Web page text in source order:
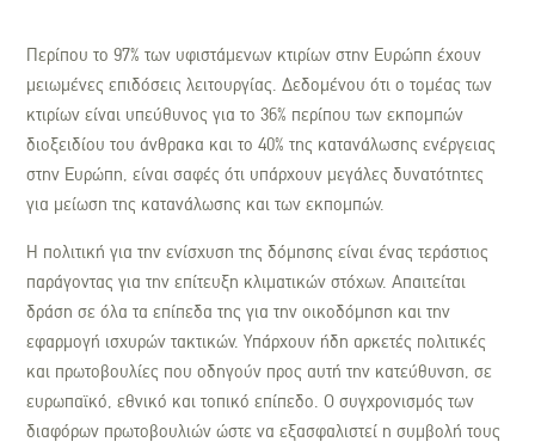
Περίπου το 97% των υφιστάμενων κτιρίων στην Ευρώπη έχουν
μειωμένες επιδόσεις λειτουργίας. Δεδομένου ότι ο τομέας των
κτιρίων είναι υπεύθυνος για το 36% περίπου των εκπομπών
διοξειδίου του άνθρακα και το 40% της κατανάλωσης ενέργειας
στην Ευρώπη, είναι σαφές ότι υπάρχουν μεγάλες δυνατότητες
για μείωση της κατανάλωσης και των εκπομπών.
Η πολιτική για την ενίσχυση της δόμησης είναι ένας τεράστιος
παράγοντας για την επίτευξη κλιματικών στόχων. Απαιτείται
δράση σε όλα τα επίπεδα της για την οικοδόμηση και την
εφαρμογή ισχυρών τακτικών. Υπάρχουν ήδη αρκετές πολιτικές
και πρωτοβουλίες που οδηγούν προς αυτή την κατεύθυνση, σε
ευρωπαϊκό, εθνικό και τοπικό επίπεδο. Ο συγχρονισμός των
διαφόρων πρωτοβουλιών ώστε να εξασφαλιστεί η συμβολή τους